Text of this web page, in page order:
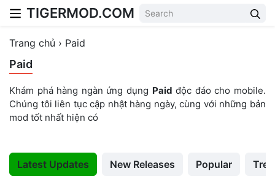
Skip to content
TIGERMOD.COM
Trang chủ › Paid
Paid
Khám phá hàng ngàn ứng dụng Paid độc đáo cho mobile.
Chúng tôi liên tục cập nhật hàng ngày, cùng với những bản
mod tốt nhất hiện có
Latest Updates New Releases Popular